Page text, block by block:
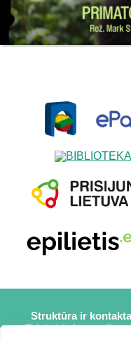
Struktūra ir
Teisinė informacija